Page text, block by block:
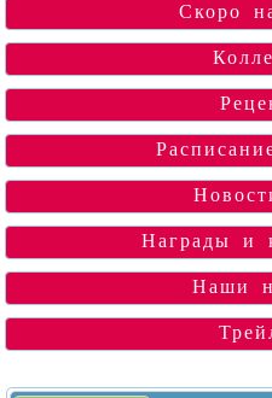
Скоро
Награды и
Наши